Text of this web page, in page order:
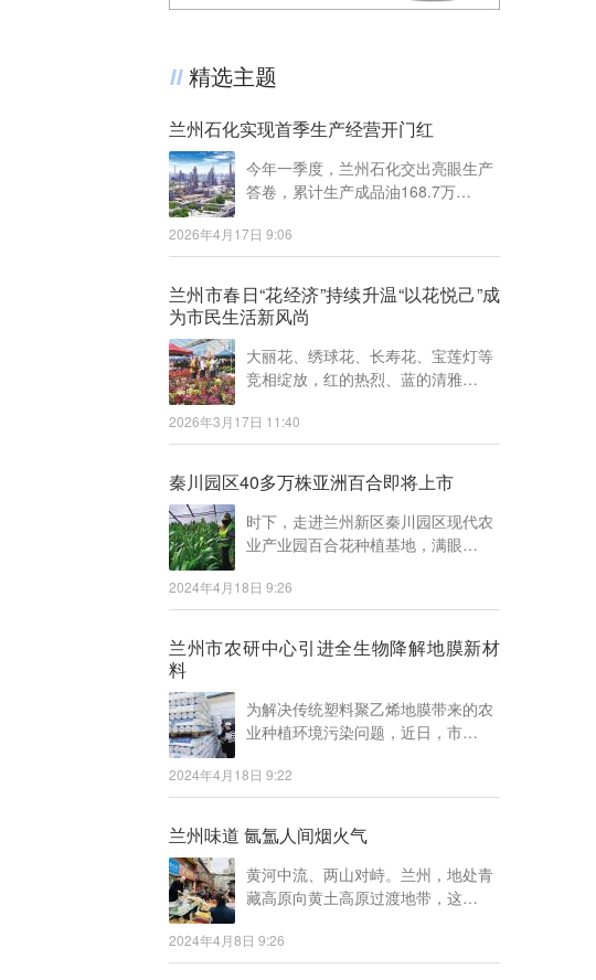
精选主题
兰州石化实现首季生产经营开门红
今年一季度，兰州石化交出亮眼生产
答卷，累计生产成品油168.7万…
2026年4月17日 9:06
兰州市春日“花经济”持续升温“以花悦己”成
为市民生活新风尚
大丽花、绣球花、长寿花、宝莲灯等
竞相绽放，红的热烈、蓝的清雅…
2026年3月17日 11:40
秦川园区40多万株亚洲百合即将上市
时下，走进兰州新区秦川园区现代农
业产业园百合花种植基地，满眼…
2024年4月18日 9:26
兰州市农研中心引进全生物降解地膜新材
料
为解决传统塑料聚乙烯地膜带来的农
业种植环境污染问题，近日，市…
2024年4月18日 9:22
兰州味道 氤氲人间烟火气
黄河中流、两山对峙。兰州，地处青
藏高原向黄土高原过渡地带，这…
2024年4月8日 9:26